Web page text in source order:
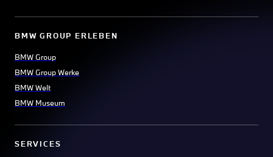
BMW GROUP ERLEBEN
BMW Group
BMW Group Werke
BMW Welt
BMW Museum
SERVICES